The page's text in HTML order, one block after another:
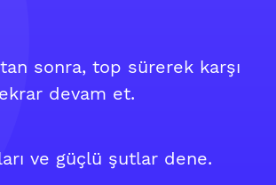
sonra, top sürerek karşı
devam et.
ve güçlü şutlar dene.